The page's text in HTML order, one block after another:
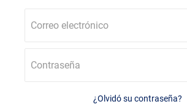
Correo electrónico
Contraseña
¿Olvidó su contraseña?